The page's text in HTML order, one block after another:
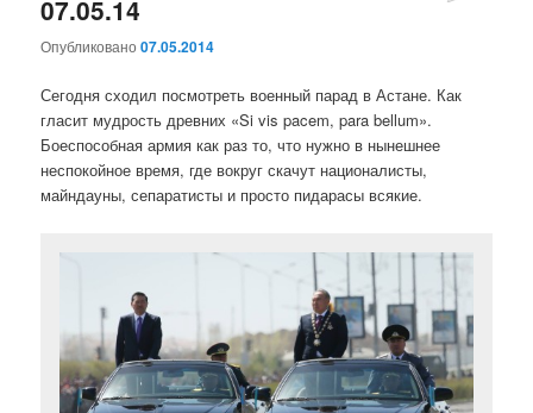
07.05.14
Опубликовано07.05.2014
Сегодня сходил посмотреть военный парад в Астане. Как
гласит мудрость древних «Si vis pacem, para bellum».
Боеспособная армия как раз то, что нужно в нынешнее
неспокойное время, где вокруг скачут националисты,
майндауны, сепаратисты и просто пидарасы всякие.